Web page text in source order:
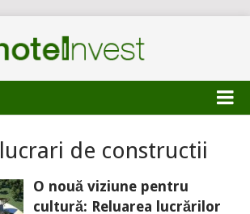
lucrari de constructii
O nouă viziune pentru
cultură: Reluarea lucrărilor